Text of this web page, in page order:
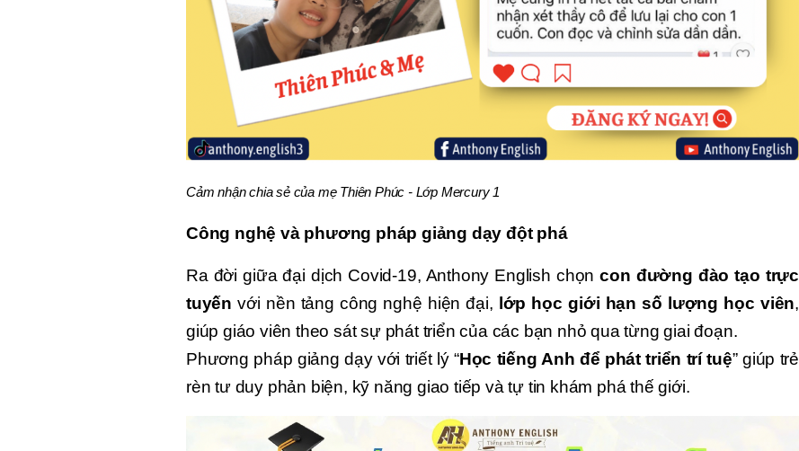
Cảm nhận chia sẻ của mẹ Thiên Phúc - Lớp Mercury 1
Công nghệ và phương pháp giảng dạy đột phá
Ra đời giữa đại dịch Covid-19, Anthony English chọncon đường đào tạo trực
tuyến với nền tảng công nghệ hiện đại, lớp học giới hạn số lượng học viên,
giúp giáo viên theo sát sự phát triển của các bạn nhỏ qua từng giai đoạn.
Phương pháp giảng dạy với triết lý “Học tiếng Anh để phát triển trí tuệ” giúp trẻ
rèn tư duy phản biện, kỹ năng giao tiếp và tự tin khám phá thế giới.